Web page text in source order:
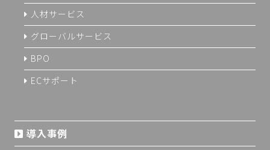
人材サービス
グローバルサービス
BPO
ECサポート
導入事例